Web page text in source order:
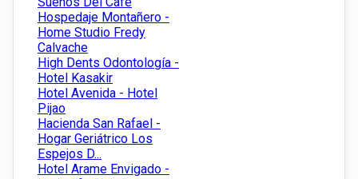
Hospedaje Montañero -
Home Studio Fredy
Calvache
High Dents Odontología -
Hotel Kasakir
Hotel Avenida - Hotel
Pijao
Hacienda San Rafael -
Hogar Geriátrico Los
Espejos D...
Hotel Arame Envigado -